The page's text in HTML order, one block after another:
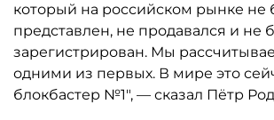
который на российском рынке не
представлен, не продавался и не
зарегистрирован. Мы
одними из первых. В мире это
блокбастер №1", — сказал Пётр